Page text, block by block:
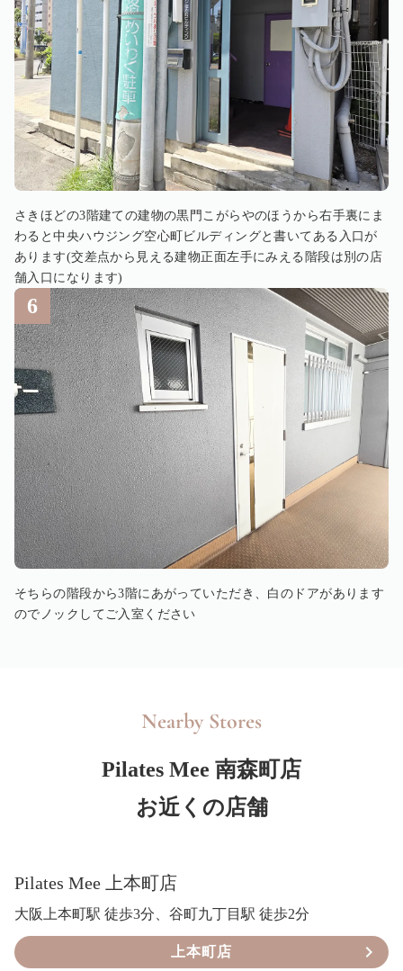
さきほどの3階建ての建物の黒門こがらやのほうから右手裏にま
わると中央ハウジング空心町ビルディングと書いてある入口が
あります(交差点から見える建物正面左手にみえる階段は別の店
舗入口になります)
そちらの階段から3階にあがっていただき、白のドアがあります
のでノックしてご入室ください
Nearby Stores
Pilates Mee 南森町店
お近くの店舗
Pilates Mee 上本町店
大阪上本町駅 徒歩3分、谷町九丁目駅 徒歩2分
上本町店